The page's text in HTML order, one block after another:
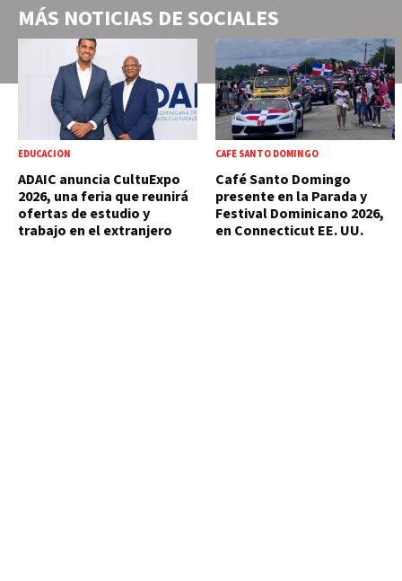
MÁS NOTICIAS DESOCIALES
EDUCACIÓN
ADAIC anuncia CultuExpo
2026, una feria que reunirá
ofertas de estudio y
trabajo en el extranjero
CAFÉ SANTO DOMINGO
Café Santo Domingo
presente en la Parada y
Festival Dominicano 2026,
en Connecticut EE. UU.